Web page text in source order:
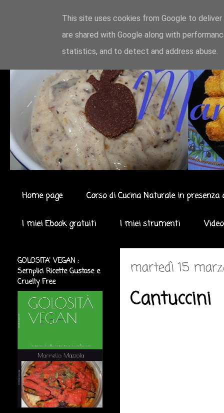
Home page Corso di Cucina Naturale in presenza
I miei Ebook gratuiti I miei strumenti
martedì 15
Cantuccini
GOLOSITA' VEGAN :
Semplici Ricette Gustose e
Cruelty Free
This site uses cookies from Google to
are shared with Google along with
statistics, and to detect and address abuse.